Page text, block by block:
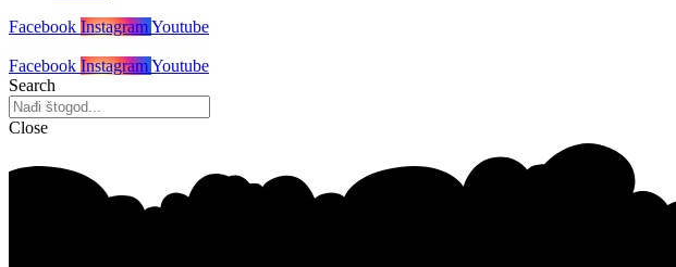
Facebook InstagramYoutube
Facebook InstagramYoutube
Search
Close